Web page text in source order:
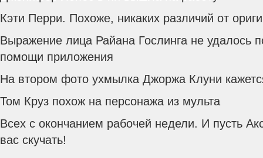
Кэти Перри. Похоже, никаких различий от
Выражение лица Райана Гослинга не удалось
помощи приложения
На втором фото ухмылка Джоржа Клуни
Том Круз похож на персонажа из мульта
Всех с окончанием рабочей недели. И пусть
вас скучать!